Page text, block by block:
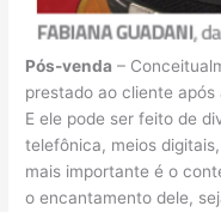
Pós-venda –
prestado ao cliente
E ele pode ser feito de
telefônica, meios
mais importante é o
o encantamento dele,